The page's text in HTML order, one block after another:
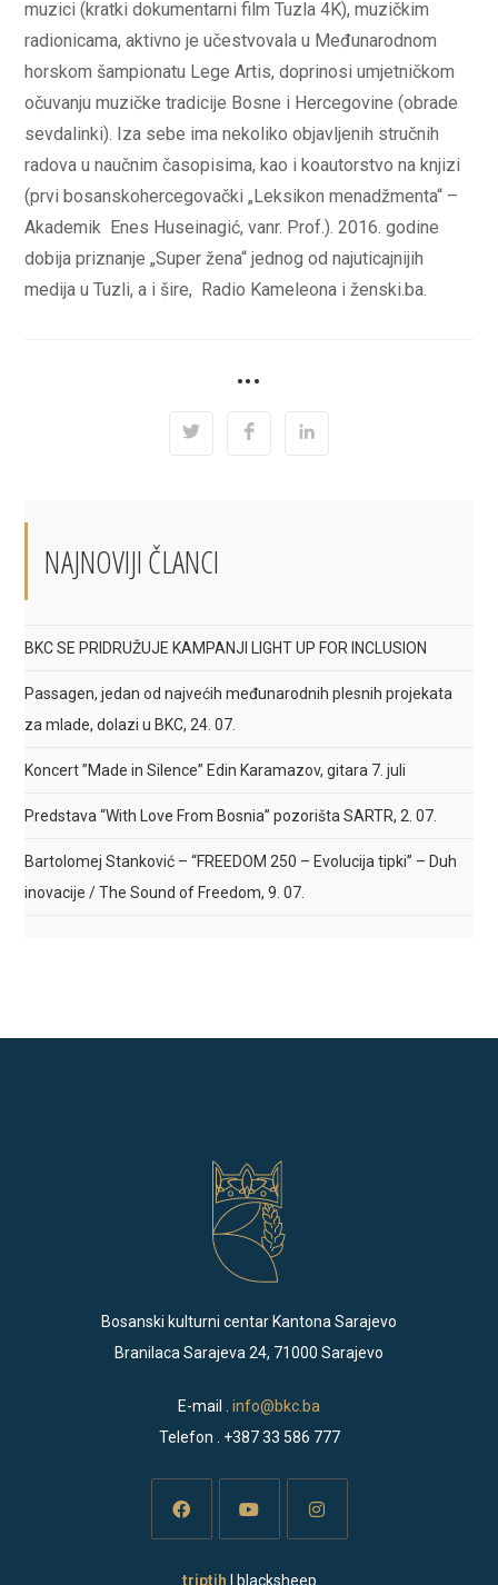
muzici (kratki dokumentarni film Tuzla 4K), muzičkim
radionicama, aktivno je učestvovala u Međunarodnom
horskom šampionatu Lege Artis, doprinosi umjetničkom
očuvanju muzičke tradicije Bosne i Hercegovine (obrade
sevdalinki). Iza sebe ima nekoliko objavljenih stručnih
radova u naučnim časopisima, kao i koautorstvo na knjizi
(prvi bosanskohercegovački „Leksikon menadžmenta“ –
Akademik Enes Huseinagić, vanr. Prof.). 2016. godine
dobija priznanje „Super žena“ jednog od najuticajnijih
medija u Tuzli, a i šire, Radio Kameleona i ženski.ba.
•••
Opens
Opens
Opens
NAJNOVIJI ČLANCI
BKC SE PRIDRUŽUJE KAMPANJI LIGHT UP FOR INCLUSION
Passagen, jedan od najvećih međunarodnih plesnih projekata
za mlade, dolazi u BKC, 24. 07.
Koncert ”Made in Silence” Edin Karamazov, gitara 7. juli
Predstava “With Love From Bosnia” pozorišta SARTR, 2. 07.
Bartolomej Stanković – “FREEDOM 250 – Evolucija tipki” – Duh
inovacije / The Sound of Freedom, 9. 07.
Bosanski kulturni centar Kantona Sarajevo
Branilaca Sarajeva 24, 71000 Sarajevo
E-mail . info@bkc.ba
Telefon . +387 33 586 777
triptih | blacksheep